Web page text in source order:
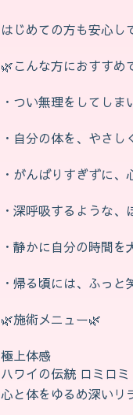
はじめての方も安心
🌿‬こんな方におすすめ
・つい無理をしてし
・自分の体を、やさ
・がんばりすぎずに
・深呼吸するような
・静かに自分の時間を
・帰る頃には、ふっ
🌿‬施術メニュー🌿‬
極上体感
ハワイの伝統 ロミロ
心と体をゆるめ深い